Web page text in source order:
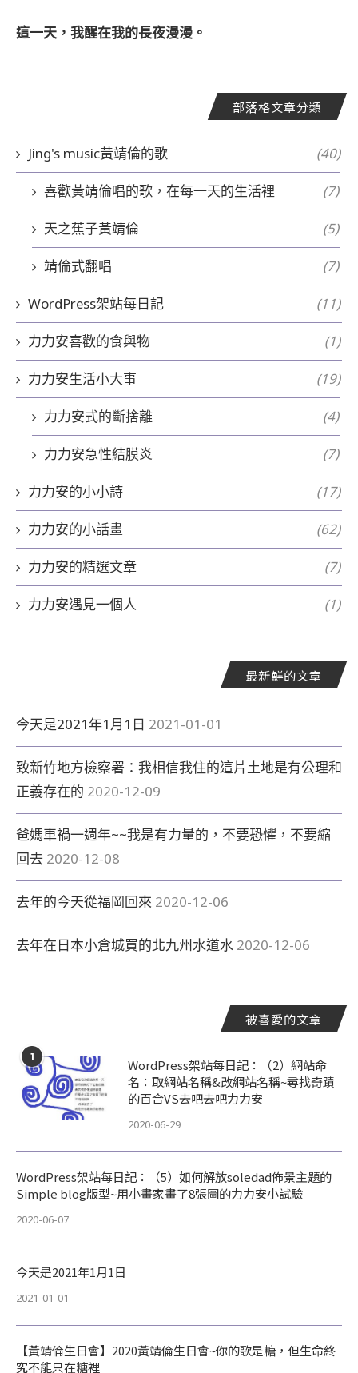
這一天，我醒在我的長夜漫漫。
部落格文章分類
Jing's music黃靖倫的歌 (40)
喜歡黃靖倫唱的歌，在每一天的生活裡 (7)
天之蕉子黃靖倫 (5)
靖倫式翻唱 (7)
WordPress架站每日記 (11)
力力安喜歡的食與物 (1)
力力安生活小大事 (19)
力力安式的斷捨離 (4)
力力安急性結膜炎 (7)
力力安的小小詩 (17)
力力安的小話畫 (62)
力力安的精選文章 (7)
力力安遇見一個人 (1)
最新鮮的文章
今天是2021年1月1日 2021-01-01
致新竹地方檢察署：我相信我住的這片土地是有公理和
正義存在的 2020-12-09
爸媽車禍一週年~~我是有力量的，不要恐懼，不要縮
回去 2020-12-08
去年的今天從福岡回來 2020-12-06
去年在日本小倉城買的北九州水道水 2020-12-06
被喜愛的文章
1
WordPress架站每日記：（2）網站命
名：取網站名稱&改網站名稱~尋找奇蹟
的百合VS去吧去吧力力安
2020-06-29
WordPress架站每日記：（5）如何解放soledad佈景主題的
Simple blog版型~用小畫家畫了8張圖的力力安小試驗
2020-06-07
今天是2021年1月1日
2021-01-01
【黃靖倫生日會】2020黃靖倫生日會~你的歌是糖，但生命終
究不能只在糖裡